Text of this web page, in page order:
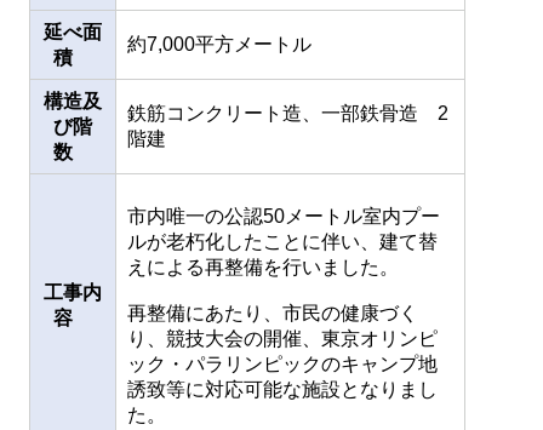
延べ面
積
約7,000平方メートル
構造及
び階
数
鉄筋コンクリート造、一部鉄骨造 2
階建
工事内
容
市内唯一の公認50メートル室内プー
ルが老朽化したことに伴い、建て替
えによる再整備を行いました。
再整備にあたり、市民の健康づく
り、競技大会の開催、東京オリンピ
ック・パラリンピックのキャンプ地
誘致等に対応可能な施設となりまし
た。